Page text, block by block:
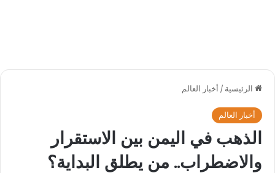
الرئيسية / أخبار العالم
أخبار العالم
الذهب في اليمن بين الاستقرار
والاضطراب.. من يطلق البداية؟